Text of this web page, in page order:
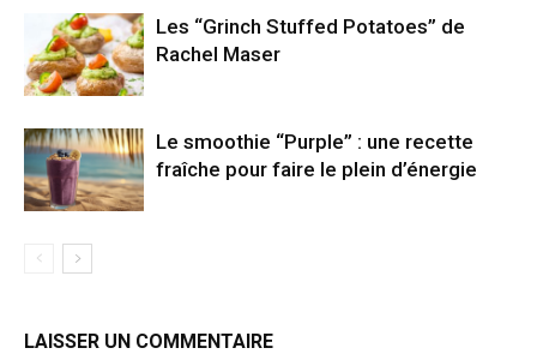
Les “Grinch Stuffed Potatoes” de
Rachel Maser
Le smoothie “Purple” : une recette
fraîche pour faire le plein d’énergie
LAISSER UN COMMENTAIRE